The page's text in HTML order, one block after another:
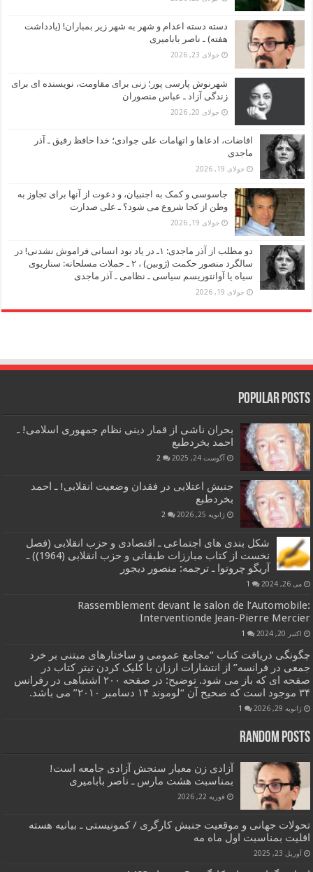
دسته دسته اعدام و شهر به شهر زیر بمباران! (یادداشت
هفته) ـ ناصر بابامیری
جولای 23, 2026
شهرنوش پارسی پور؛ زنی برای مقاومت، نویسنده ای برای
زندگی آزاد ـ عباس منصوران
جولای 20, 2026
افاضات، ادعاها و اتهامات علی جوادی؛ خدا حافظ رفیق ـ آذر
ماجدی
جولای 19, 2026
جاسوسی و کمک به اجنبیان، و دعوت از آنها برای تجاوز به
وطن از کجا شروع می شود؟ ـ علی صدارت
جولای 19, 2026
دو مطلب از آذر ماجدی: ۱ـ در یاد بود انسانی فراموش نشدنی! در
سالگرد منصور حکمت (ژوبین) ، ۲ ـ حملات مسلحانه: سناریوی
سیاه یا آوانتوریسم سیاسی ـ نظامی ـ آذر ماجدی
جولای 19, 2026
Popular Posts
بحران ناشی از قمار دینی نظام جمهوری اسلامی! ـ
احمد بخردطبع
آگوست 24, 2025 2
جنبش اعتلایی در فقدان وضعیت انقلابی! ـ احمد
بخردطبع
ژانویه 25, 2026 2
شکل بندی های اجتماعی ـ اقتصادی و حزب انقلابی (فصل
نخست از کتاب مبارزات طبقاتی و حزب انقلابی (1964)) ـ
آریگو چروتوا ـ ترجمه: منصور دیجور
می 26, 2024 1
Rassemblement devant le salon de l’Automobile:
Interventionde Jean-Pierre Mercier
اکتبر 20, 2024 1
چگونگی دریافت کتاب “مجامع عمومی و ساختارهای مبتنی بر خرد
جمعی در فرانسه” از انتشارات ارزان با کلیک کردن تیتر کتاب در
صفحه ای که باز می شود. توضیح: در صفحه ۲۰۰ اشتباهی در رفرانس
۳۴ موجود است که صحیح آن “لوموند ۱۴ دسامبر ۲۰۱۰” می باشد.
ژانویه 29, 2026 1
Random Posts
آزادی زن معیار سنجش آزادی جامعه است!
بمناسبت هشت مارس ـ ناصر بابامیری
فوریه 22, 2026
تحولات جهانی و موقعیت جنبش کارگری / کمونیستی ـ بیانیه هسته
اقلیت بمناسبت اول ماه مه
آوریل 23, 2025